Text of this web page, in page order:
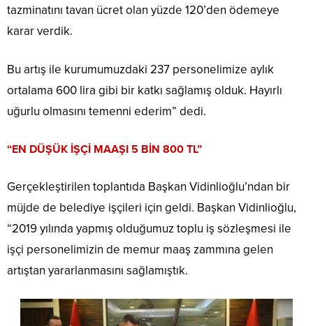
tazminatını tavan ücret olan yüzde 120’den ödemeye
karar verdik.
Bu artış ile kurumumuzdaki 237 personelimize aylık
ortalama 600 lira gibi bir katkı sağlamış olduk. Hayırlı
uğurlu olmasını temenni ederim” dedi.
“EN DÜŞÜK İŞÇİ MAAŞI 5 BİN 800 TL”
Gerçekleştirilen toplantıda Başkan Vidinlioğlu’ndan bir
müjde de belediye işçileri için geldi. Başkan Vidinlioğlu,
“2019 yılında yapmış olduğumuz toplu iş sözleşmesi ile
işçi personelimizin de memur maaş zammına gelen
artıştan yararlanmasını sağlamıştık.